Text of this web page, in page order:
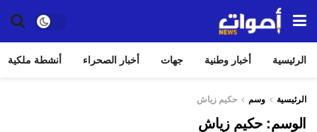
الرئيسية أخبار وطنية جهات أخبار الصحراء أنشطة ملكية
الرئيسية وسم حكيم زياش
الوسم:حكيم زياش